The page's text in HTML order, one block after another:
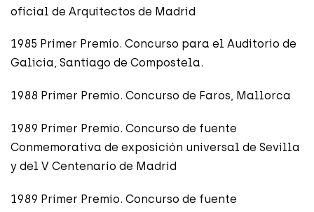
oficial de Arquitectos de Madrid
1985 Primer Premio. Concurso para el Auditorio de
Galicia, Santiago de Compostela.
1988 Primer Premio. Concurso de Faros, Mallorca
1989 Primer Premio. Concurso de fuente
Conmemorativa de exposición universal de Sevilla
y del V Centenario de Madrid
1989 Primer Premio. Concurso de fuente